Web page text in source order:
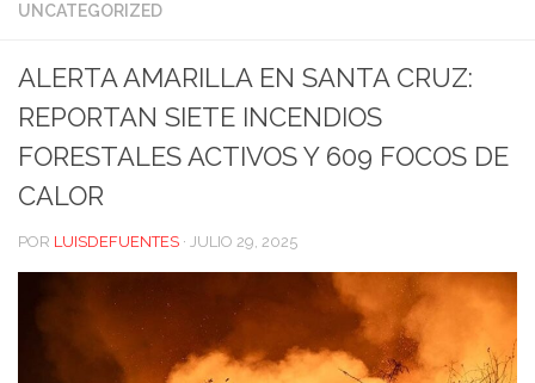
UNCATEGORIZED
ALERTA AMARILLA EN SANTA CRUZ:
REPORTAN SIETE INCENDIOS
FORESTALES ACTIVOS Y 609 FOCOS DE
CALOR
POR LUISDEFUENTES · JULIO 29, 2025